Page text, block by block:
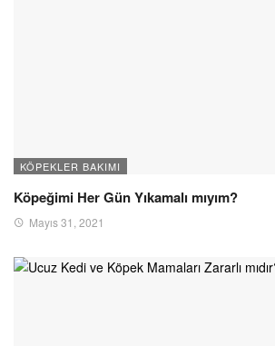
KÖPEKLER BAKIMI
Köpeğimi Her Gün Yıkamalı mıyım?
Mayıs 31, 2021